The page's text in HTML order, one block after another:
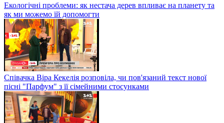
Екологічні проблеми: як нестача дерев впливає на планету та
як ми можемо їй допомогти
Співачка Віра Кекелія розповіла, чи пов'язаний текст нової
пісні "Парфум" з її сімейними стосунками